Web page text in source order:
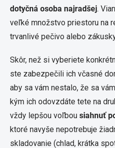
dotyčná osoba najradšej.
veľké množstvo priestoru na
trvanlivé pečivo alebo
Skôr, než si vyberiete
ste zabezpečili ich včasné
aby sa vám nestalo, že sa
kým ich odovzdáte tete na
vždy lepšou voľbou siahnuť
ktoré navyše nepotrebuje
skladovanie (chlad, krátka